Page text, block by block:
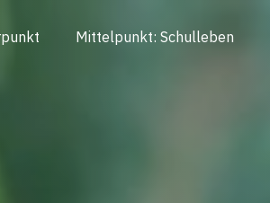
Mittelpunkt: Schulleben